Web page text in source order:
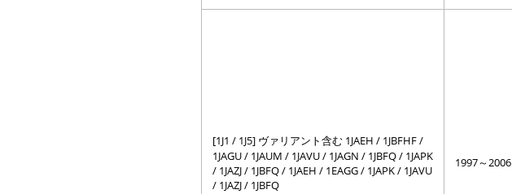
[1J1 / 1J5] ヴァリアント含む 1JAEH / 1JBFHF /
1JAGU / 1JAUM / 1JAVU / 1JAGN / 1JBFQ / 1JAPK
/ 1JAZJ / 1JBFQ / 1JAEH / 1EAGG / 1JAPK / 1JAVU
/ 1JAZJ / 1JBFQ
1997～2006